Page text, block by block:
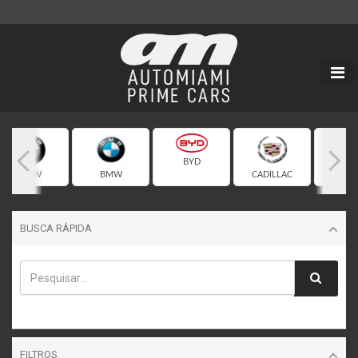
BMW BMW
BYD
CADILLAC
BUSCA RÁPIDA
FILTROS